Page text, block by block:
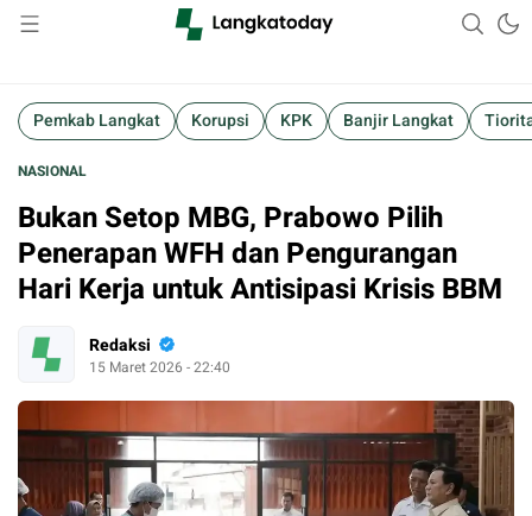
Langkatoday.com
Suara Lokal, Informasi Global
Pemkab Langkat Korupsi KPK Banjir Langkat
NASIONAL
Bukan Setop MBG, Prabowo Pilih
Penerapan WFH dan Pengurangan
Hari Kerja untuk Antisipasi Krisis BBM
Redaksi
15 Maret 2026 - 22:40